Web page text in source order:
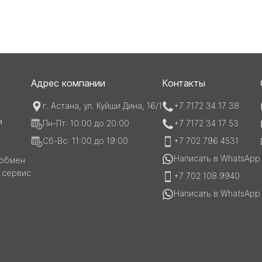
сервис
Адрес компании
г. Астана, ул. Куйши Дина, 16/1
Пн-Пт: 10:00 до 20:00
Сб-Вс: 11:00 до 19:00
Контакты
+7 7172 34 17 38
+7 7172 34 17 53
+7 702 796 4531
Написать в WhatsApp
+7 702 108 9940
Написать в WhatsApp